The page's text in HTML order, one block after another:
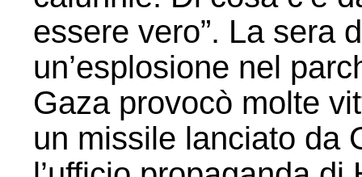
essere vero”. La sera
un’esplosione nel
Gaza provocò molte
un missile lanciato da